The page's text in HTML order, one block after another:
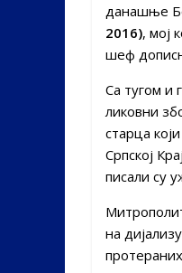
данашње
2016), мој
шеф
Са тугом и
ликовни
старца
Српској
писали су
на